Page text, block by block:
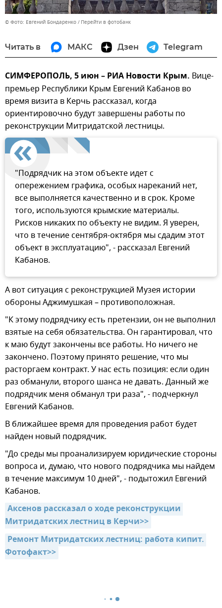
© Фото: Евгений Бондаренко Перейти в фотобанк
Читать в МАКС Дзен Telegram
СИМФЕРОПОЛЬ, 5 июн – РИА Новости Крым. Вице-
премьер Республики Крым Евгений Кабанов во
время визита в Керчь рассказал, когда
ориентировочно будут завершены работы по
реконструкции Митридатской лестницы.
"Подрядчик на этом объекте идет с
опережением графика, особых нареканий нет,
все выполняется качественно и в срок. Кроме
того, используются крымские материалы.
Рисков никаких по объекту не видим. Я уверен,
что в течение сентября-октября мы сдадим этот
объект в эксплуатацию", - рассказал Евгений
Кабанов.
А вот ситуация с реконструкцией Музея истории
обороны Аджимушкая – противоположная.
"К этому подрядчику есть претензии, он не выполнил
взятые на себя обязательства. Он гарантировал, что
к маю будут закончены все работы. Но ничего не
закончено. Поэтому принято решение, что мы
расторгаем контракт. У нас есть позиция: если один
раз обманули, второго шанса не давать. Данный же
подрядчик меня обманул три раза", - подчеркнул
Евгений Кабанов.
В ближайшее время для проведения работ будет
найден новый подрядчик.
"До среды мы проанализируем юридические стороны
вопроса и, думаю, что нового подрядчика мы найдем
в течение максимум 10 дней", - подытожил Евгений
Кабанов.
Аксенов рассказал о ходе реконструкции
Митридатских лестниц в Керчи>>
Ремонт Митридатских лестниц: работа кипит.
Фотофакт>>